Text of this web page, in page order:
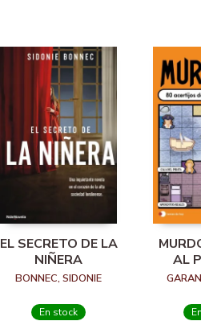
EL SECRETO DE LA
NIÑERA
BONNEC, SIDONIE
En stock
AL